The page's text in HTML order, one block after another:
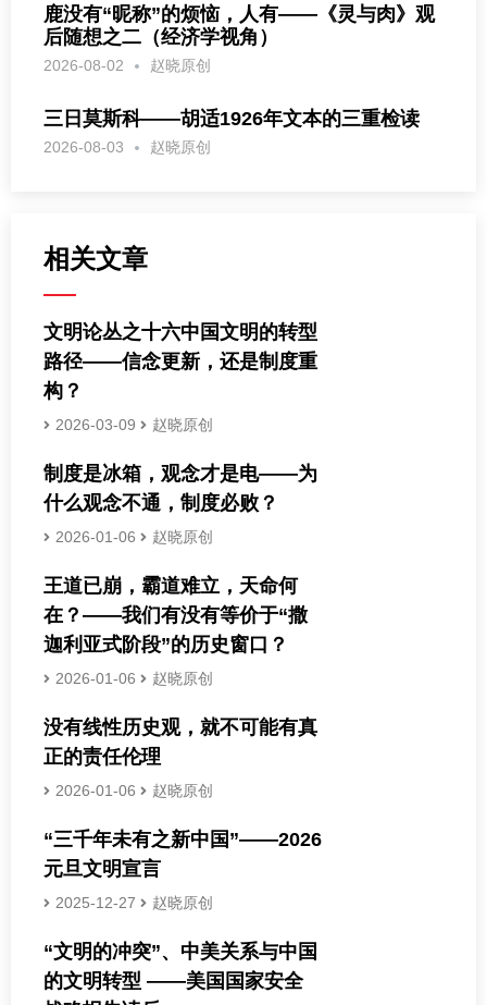
鹿没有“昵称”的烦恼，人有——《灵与肉》观
后随想之二（经济学视角）
2026-08-02 赵晓原创
三日莫斯科——胡适1926年文本的三重检读
2026-08-03 赵晓原创
相关文章
文明论丛之十六中国文明的转型
路径——信念更新，还是制度重
构？
2026-03-09 赵晓原创
制度是冰箱，观念才是电——为
什么观念不通，制度必败？
2026-01-06 赵晓原创
王道已崩，霸道难立，天命何
在？——我们有没有等价于“撒
迦利亚式阶段”的历史窗口？
2026-01-06 赵晓原创
没有线性历史观，就不可能有真
正的责任伦理
2026-01-06 赵晓原创
“三千年未有之新中国”——2026
元旦文明宣言
2025-12-27 赵晓原创
“文明的冲突”、中美关系与中国
的文明转型 ——美国国家安全